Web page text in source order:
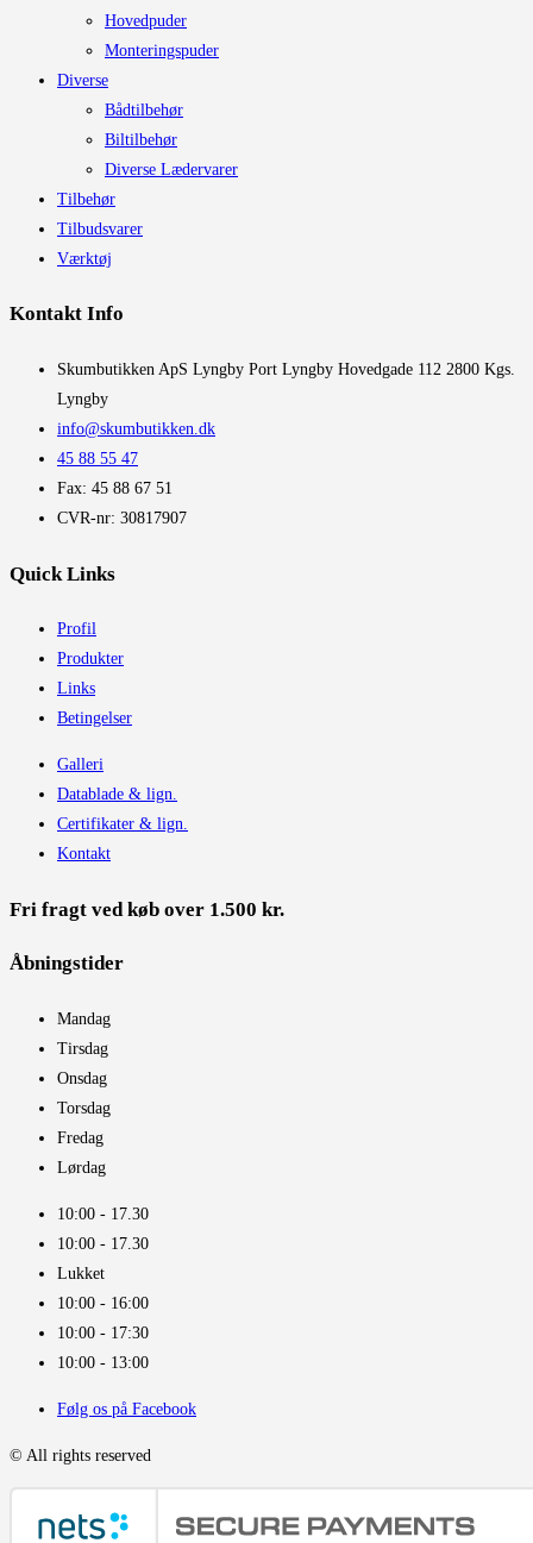
Hovedpuder
Monteringspuder
Diverse
Bådtilbehør
Biltilbehør
Diverse Lædervarer
Tilbehør
Tilbudsvarer
Værktøj
Kontakt Info
​Skumbutikken ApS Lyngby Port Lyngby Hovedgade 112 2800 Kgs.
Lyngby
info@skumbutikken.dk
45 88 55 47
Fax: 45 88 67 51
CVR-nr: 30817907
Quick Links
Profil
Produkter
Links
Betingelser
Galleri
Datablade & lign.
Certifikater & lign.
Kontakt
Fri fragt ved køb over 1.500 kr.
Åbningstider​
Mandag
Tirsdag
Onsdag
Torsdag
Fredag
Lørdag
10:00 - 17.30​
10:00 - 17.30​
Lukket
10:00 - 16:00​
10:00 - 17:30
10:00 - 13:00
Følg os på Facebook
© All rights reserved